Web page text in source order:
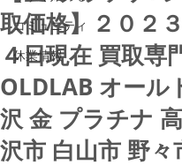
コミュニティ
休業情報
取価格】２０２
４日現在 買取専
OLDLAB オール
沢 金 プラチナ
沢市 白山市 野々